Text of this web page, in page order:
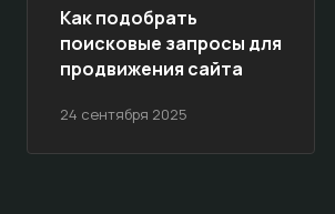
24 сентября 2025
Как подобрать
поисковые запросы для
продвижения сайта